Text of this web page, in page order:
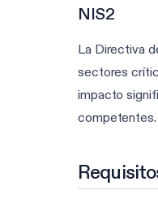
NIS2
La Directiva
sectores
impacto
competentes.